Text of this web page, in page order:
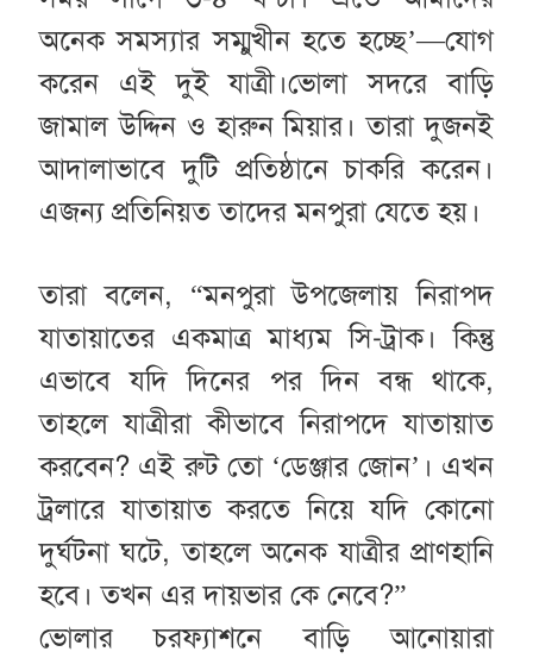
অনেক সমস্যার সম্মুখীন হতে হচ্ছে’—যোগ
করেন এই দুই যাত্রী।ভোলা সদরে বাড়ি
জামাল উদ্দিন ও হারুন মিয়ার। তারা দুজনই
আদালাভাবে দুটি প্রতিষ্ঠানে চাকরি করেন।
এজন্য প্রতিনিয়ত তাদের মনপুরা যেতে হয়।
তারা বলেন, “মনপুরা উপজেলায় নিরাপদ
যাতায়াতের একমাত্র মাধ্যম সি-ট্রাক। কিন্তু
এভাবে যদি দিনের পর দিন বন্ধ থাকে,
তাহলে যাত্রীরা কীভাবে নিরাপদে যাতায়াত
করবেন? এই রুট তো ‘ডেঞ্জার জোন’। এখন
ট্রলারে যাতায়াত করতে নিয়ে যদি কোনো
দুর্ঘটনা ঘটে, তাহলে অনেক যাত্রীর প্রাণহানি
হবে। তখন এর দায়ভার কে নেবে?”
ভোলার চরফ্যাশনে বাড়ি আনোয়ারা